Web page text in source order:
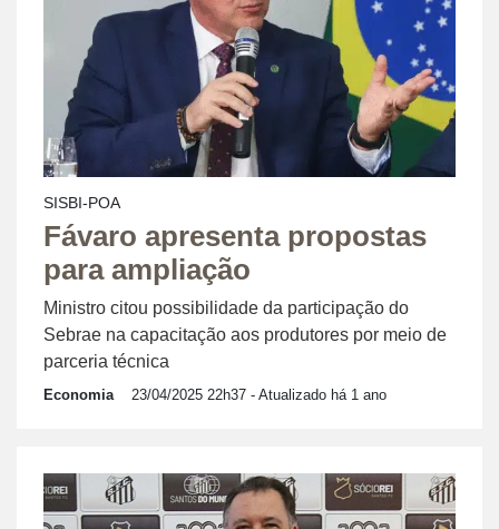
SISBI-POA
Fávaro apresenta propostas
para ampliação
Ministro citou possibilidade da participação do
Sebrae na capacitação aos produtores por meio de
parceria técnica
Economia 23/04/2025 22h37 - Atualizado há 1 ano